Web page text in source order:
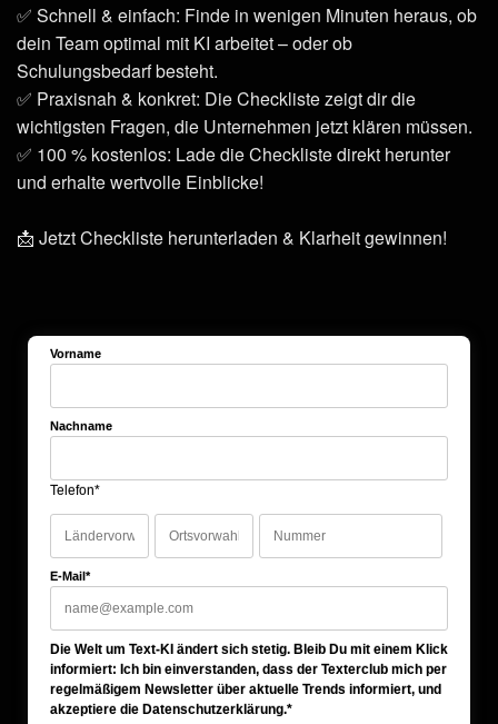
✅ Schnell & einfach: Finde in wenigen Minuten heraus, ob
dein Team optimal mit KI arbeitet – oder ob
Schulungsbedarf besteht.
✅ Praxisnah & konkret: Die Checkliste zeigt dir die
wichtigsten Fragen, die Unternehmen jetzt klären müssen.
✅ 100 % kostenlos: Lade die Checkliste direkt herunter
und erhalte wertvolle Einblicke!
📩 Jetzt Checkliste herunterladen & Klarheit gewinnen!
Vorname
Nachname
Telefon*
E-Mail*
Die Welt um Text-KI ändert sich stetig. Bleib Du mit einem Klick
informiert: Ich bin einverstanden, dass der Texterclub mich per
regelmäßigem Newsletter über aktuelle Trends informiert, und
akzeptiere die Datenschutzerklärung.*